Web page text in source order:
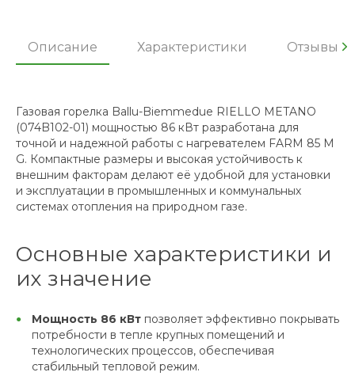
Описание Характеристики Отзывы
Газовая горелка Ballu-Biemmedue RIELLO METANO
(074B102-01) мощностью 86 кВт разработана для
точной и надежной работы с нагревателем FARM 85 M
G. Компактные размеры и высокая устойчивость к
внешним факторам делают её удобной для установки
и эксплуатации в промышленных и коммунальных
системах отопления на природном газе.
Основные характеристики и
их значение
Мощность 86 кВт позволяет эффективно покрывать
потребности в тепле крупных помещений и
технологических процессов, обеспечивая
стабильный тепловой режим.